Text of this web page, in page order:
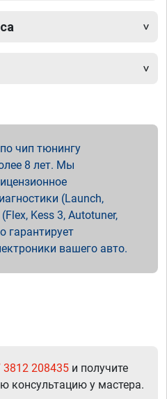
чип тюнингу
8 лет. Мы
(Launch,
Kess 3, Autotuner,
гарантирует
вашего авто.
3812 208435 и получите
консультацию у мастера.